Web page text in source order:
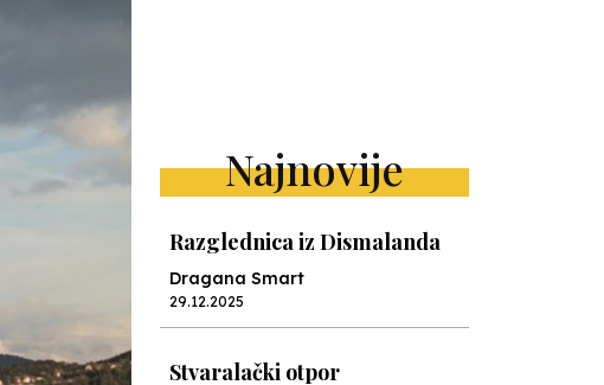
Najnovije
Razglednica iz Dismalanda
Dragana Smart
29.12.2025
Stvaralački otpor